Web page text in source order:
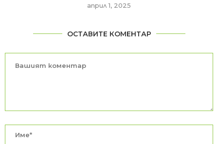
април 1, 2025
ОСТАВИТЕ КОМЕНТАР